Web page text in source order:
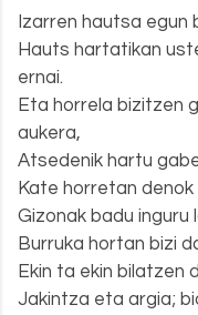
Izarren hautsa egun
Hauts hartatikan
ernai.
Eta horrela bizitzen
aukera,
Atsedenik hartu
Kate horretan
Gizonak badu
Burruka hortan bizi
Ekin ta ekin bilatzen
Jakintza eta argia;